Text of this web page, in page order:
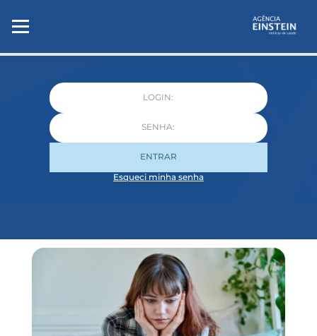
ENTRAR
Esqueci minha senha